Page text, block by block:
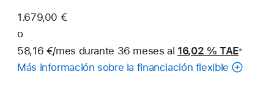
1.679,00 €
o
58,16 €/mes durante 36 meses al 16,02 %TAE
a
※
Más información sobre la financiación flexible